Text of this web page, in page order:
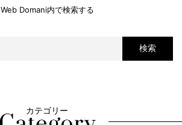
Web Domani内で検索する
検索
カテゴリー